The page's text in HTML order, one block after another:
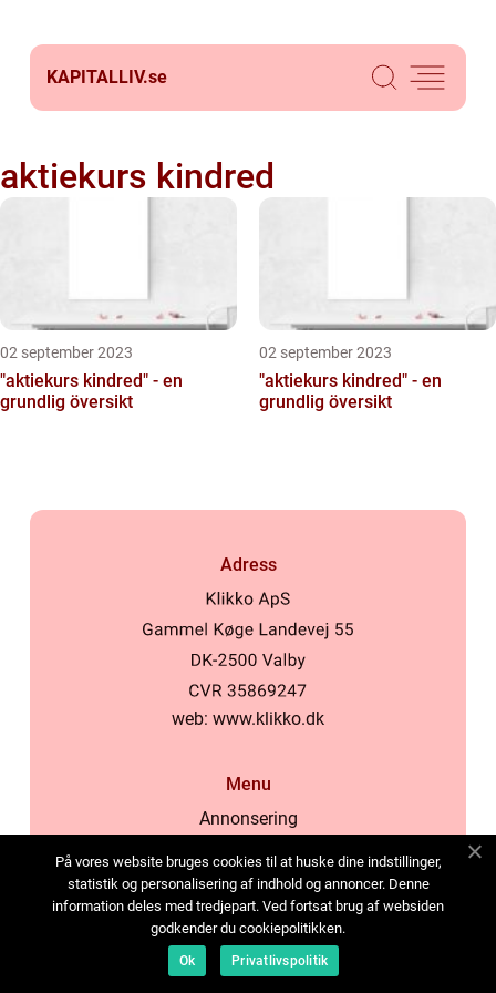
KAPITALLIV.se
aktiekurs kindred
02 september 2023
"aktiekurs kindred" - en
grundlig översikt
02 september 2023
"aktiekurs kindred" - en
grundlig översikt
Adress
web: www.klikko.dk
Menu
Annonsering
Cookies
Kontakta oss
Sitemap
På vores website bruges cookies til at huske dine indstillinger,
statistik og personalisering af indhold og annoncer. Denne
information deles med tredjepart. Ved fortsat brug af websiden
godkender du cookiepolitikken.
Ok Privatlivspolitik